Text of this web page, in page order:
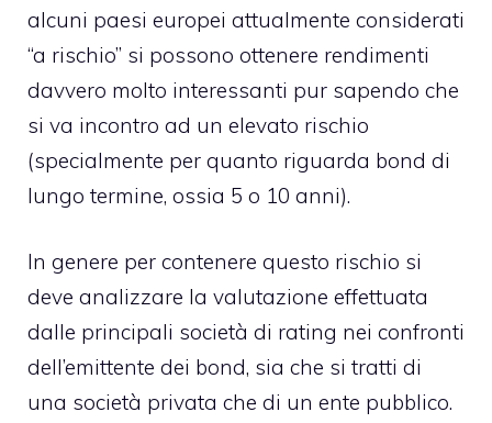
alcuni paesi europei attualmente considerati
“a rischio” si possono ottenere rendimenti
davvero molto interessanti pur sapendo che
si va incontro ad un elevato rischio
(specialmente per quanto riguarda bond di
lungo termine, ossia 5 o 10 anni).
In genere per contenere questo rischio si
deve analizzare la valutazione effettuata
dalle principali società di rating nei confronti
dell’emittente dei bond, sia che si tratti di
una società privata che di un ente pubblico.